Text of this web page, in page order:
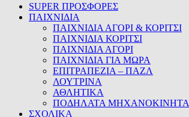
SUPER ΠΡΟΣΦΟΡΕΣ
ΠΑΙΧΝΙΔΙΑ
ΠΑΙΧΝΙΔΙΑ ΑΓΟΡΙ & ΚΟΡΙΤΣΙ
ΠΑΙΧΝΙΔΙΑ ΚΟΡΙΤΣΙ
ΠΑΙΧΝΙΔΙΑ ΑΓΟΡΙ
ΠΑΙΧΝΙΔΙΑ ΓΙΑ ΜΩΡΑ
ΕΠΙΤΡΑΠΕΖΙΑ – ΠΑΖΛ
ΛΟΥΤΡΙΝΑ
ΑΘΛΗΤΙΚΑ
ΠΟΔΗΛΑΤΑ ΜΗΧΑΝΟΚΙΝΗΤΑ
ΣΧΟΛΙΚΑ